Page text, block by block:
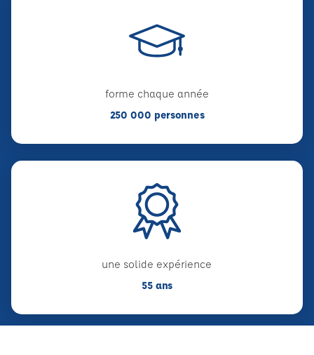
forme chaque année
250 000 personnes
une solide expérience
55 ans